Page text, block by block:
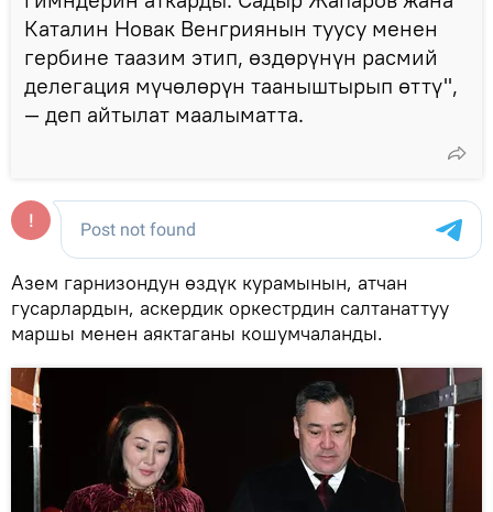
Каталин Новак Венгриянын туусу менен
гербине таазим этип, өздөрүнүн расмий
делегация мүчөлөрүн тааныштырып өттү",
— деп айтылат маалыматта.
Азем гарнизондун өздүк курамынын, атчан
гусарлардын, аскердик оркестрдин салтанаттуу
маршы менен аяктаганы кошумчаланды.